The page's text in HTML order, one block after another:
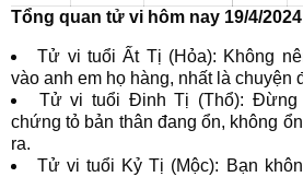
Tổng quan tử vi hôm nay 19/4/
Tử vi tuổi Ất Tị (Hỏa): Không
vào anh em họ hàng, nhất là chuyện
Tử vi tuổi Đinh Tị (Thổ): Đừng
chứng tỏ bản thân đang ổn, không
ra.
Tử vi tuổi Kỷ Tị (Mộc): Bạn